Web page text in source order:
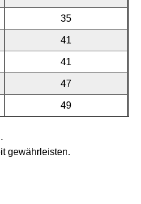
35
41
41
47
49
gewährleisten.